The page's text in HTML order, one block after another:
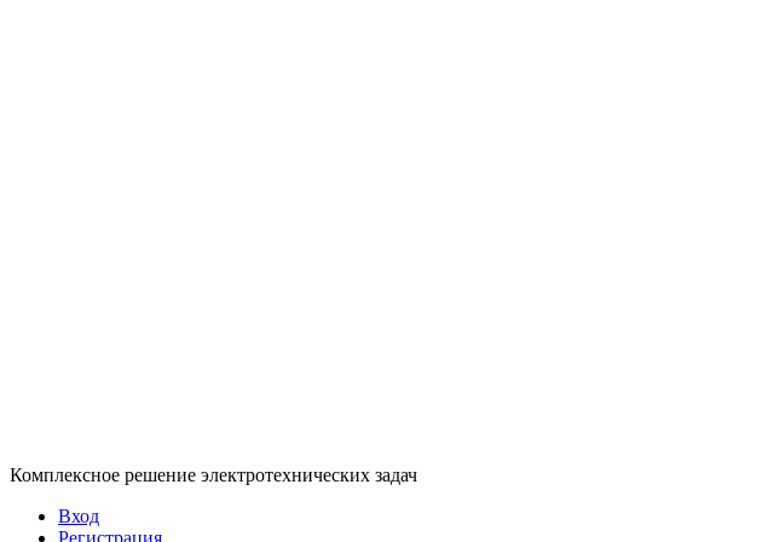
Комплексное решение электротехнических задач
Вход
Регистрация